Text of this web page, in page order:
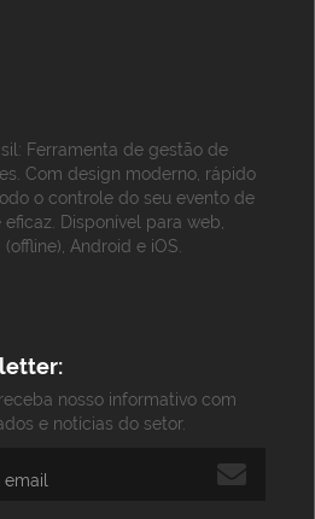
Ferramenta de gestão de
Com design moderno, rápido
o controle do seu evento de
Disponível para web,
Android e iOS.
nosso informativo com
e notícias do setor.